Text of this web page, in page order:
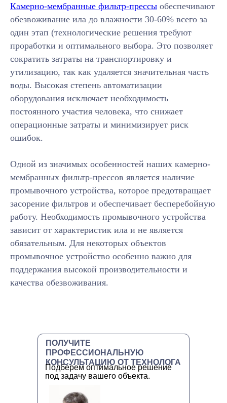
Камерно-мембранные фильтр-прессы обеспечивают
обезвоживание ила до влажности 30-60% всего за
один этап (технологические решения требуют
проработки и оптимального выбора. Это позволяет
сократить затраты на транспортировку и
утилизацию, так как удаляется значительная часть
воды. Высокая степень автоматизации
оборудования исключает необходимость
постоянного участия человека, что снижает
операционные затраты и минимизирует риск
ошибок.
Одной из значимых особенностей наших камерно-
мембранных фильтр-прессов является наличие
промывочного устройства, которое предотвращает
засорение фильтров и обеспечивает бесперебойную
работу. Необходимость промывочного устройства
зависит от характеристик ила и не является
обязательным. Для некоторых объектов
промывочное устройство особенно важно для
поддержания высокой производительности и
качества обезвоживания.
ПОЛУЧИТЕ
ПРОФЕССИОНАЛЬНУЮ
КОНСУЛЬТАЦИЮ ОТ ТЕХНОЛОГА
Подберем оптимальное решение
под задачу вашего объекта.